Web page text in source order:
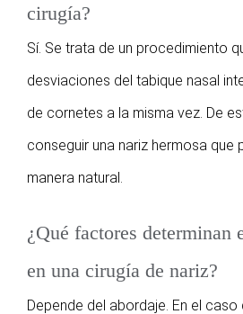
cirugía?
Sí. Se trata de un procedimiento
desviaciones del tabique nasal
de cornetes a la misma vez. De
conseguir una nariz hermosa que
manera natural.
¿Qué factores determinan
en una cirugía de nariz?
Depende del abordaje. En el